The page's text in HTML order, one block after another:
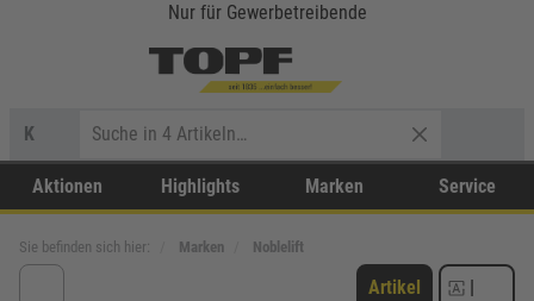
Nur für Gewerbetreibende
K
Aktionen Highlights Marken Service
Sie befinden sich hier: Marken Noblelift
Artikel |